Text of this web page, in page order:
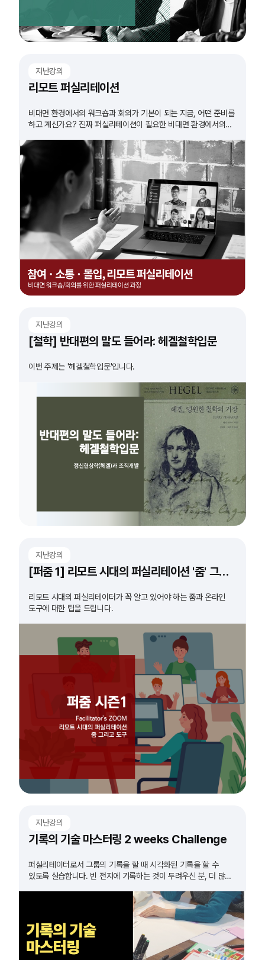
지난강의
리모트 퍼실리테이션
비대면 환경에서의 워크숍과 회의가 기본이 되는 지금, 어떤 준비를
하고 계신가요? 진짜 퍼실리테이션이 필요한 비대면 환경에서의
지난강의
[철학] 반대편의 말도 들어라: 헤겔철학입문
이번 주제는 '헤겔철학입문'입니다.
지난강의
[퍼줌 1] 리모트 시대의 퍼실리테이션 '줌' 그리고 '도구'
리모트 시대의 퍼실리테이터가 꼭 알고 있어야 하는 줌과 온라인
도구에 대한 팁을 드립니다.
지난강의
기록의 기술 마스터링 2 weeks Challenge
퍼실리테이터로서 그룹의 기록을 할 때 시각화된 기록을 할 수
있도록 실습합니다. 빈 전지에 기록하는 것이 두려우신 분, 더 많은